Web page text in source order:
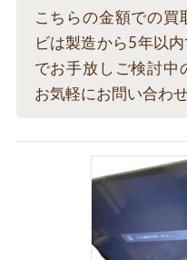
こちらの金額での買
ビは製造から5年以
でお手放しご検討中
お気軽にお問い合わ